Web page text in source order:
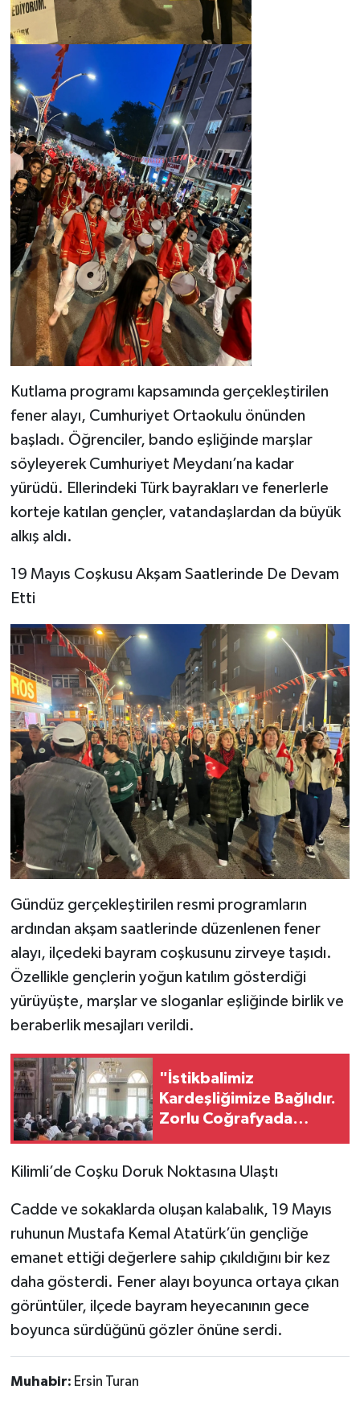
Kutlama programı kapsamında gerçekleştirilen
fener alayı, Cumhuriyet Ortaokulu önünden
başladı. Öğrenciler, bando eşliğinde marşlar
söyleyerek Cumhuriyet Meydanı’na kadar
yürüdü. Ellerindeki Türk bayrakları ve fenerlerle
korteje katılan gençler, vatandaşlardan da büyük
alkış aldı.
19 Mayıs Coşkusu Akşam Saatlerinde De Devam
Etti
Gündüz gerçekleştirilen resmi programların
ardından akşam saatlerinde düzenlenen fener
alayı, ilçedeki bayram coşkusunu zirveye taşıdı.
Özellikle gençlerin yoğun katılım gösterdiği
yürüyüşte, marşlar ve sloganlar eşliğinde birlik ve
beraberlik mesajları verildi.
"İstikbalimiz
Kardeşliğimize Bağlıdır.
Zorlu Coğrafyada
Kilimli’de Coşku Doruk Noktasına Ulaştı
Cadde ve sokaklarda oluşan kalabalık, 19 Mayıs
ruhunun Mustafa Kemal Atatürk’ün gençliğe
emanet ettiği değerlere sahip çıkıldığını bir kez
daha gösterdi. Fener alayı boyunca ortaya çıkan
görüntüler, ilçede bayram heyecanının gece
boyunca sürdüğünü gözler önüne serdi.
Muhabir: Ersin Turan